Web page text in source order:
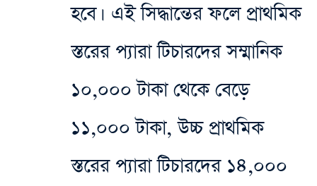
হবে। এই সিদ্ধান্তের ফলে প্রাথমিক
স্তরের প্যারা টিচারদের সম্মানিক
১০,০০০ টাকা থেকে বেড়ে
১১,০০০ টাকা, উচ্চ প্রাথমিক
স্তরের প্যারা টিচারদের ১৪,০০০